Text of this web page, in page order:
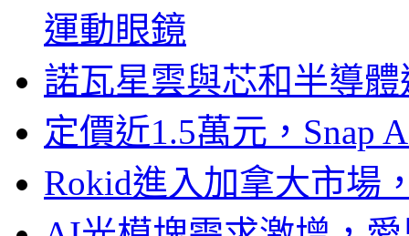
運動眼鏡
諾瓦星雲與芯和半導
定價近1.5萬元，Snap
Rokid進入加拿大市場